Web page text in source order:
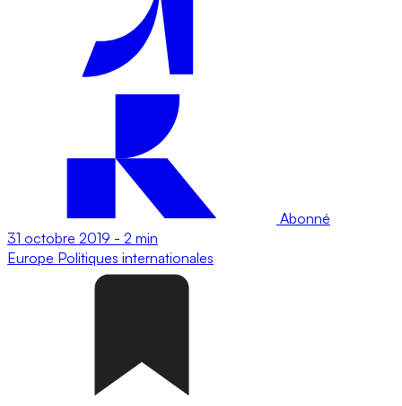
Abonné
31 octobre 2019 - 2 min
Europe Politiques internationales